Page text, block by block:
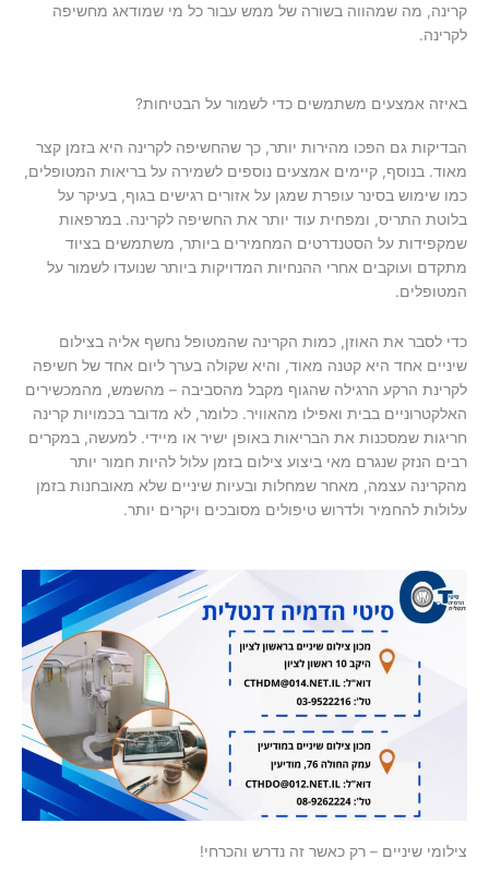
קרינה, מה שמהווה בשורה של ממש עבור כל מי שמודאג מחשיפה
לקרינה.
באיזה אמצעים משתמשים כדי לשמור על הבטיחות?
הבדיקות גם הפכו מהירות יותר, כך שהחשיפה לקרינה היא בזמן קצר
מאוד. בנוסף, קיימים אמצעים נוספים לשמירה על בריאות המטופלים,
כמו שימוש בסינר עופרת שמגן על אזורים רגישים בגוף, בעיקר על
בלוטת התריס, ומפחית עוד יותר את החשיפה לקרינה. במרפאות
שמקפידות על הסטנדרטים המחמירים ביותר, משתמשים בציוד
מתקדם ועוקבים אחרי ההנחיות המדויקות ביותר שנועדו לשמור על
המטופלים.
כדי לסבר את האוזן, כמות הקרינה שהמטופל נחשף אליה בצילום
שיניים אחד היא קטנה מאוד, והיא שקולה בערך ליום אחד של חשיפה
לקרינת הרקע הרגילה שהגוף מקבל מהסביבה – מהשמש, מהמכשירים
האלקטרוניים בבית ואפילו מהאוויר. כלומר, לא מדובר בכמויות קרינה
חריגות שמסכנות את הבריאות באופן ישיר או מיידי. למעשה, במקרים
רבים הנזק שנגרם מאי ביצוע צילום בזמן עלול להיות חמור יותר
מהקרינה עצמה, מאחר שמחלות ובעיות שיניים שלא מאובחנות בזמן
עלולות להחמיר ולדרוש טיפולים מסובכים ויקרים יותר.
צילומי שיניים – רק כאשר זה נדרש והכרחי!